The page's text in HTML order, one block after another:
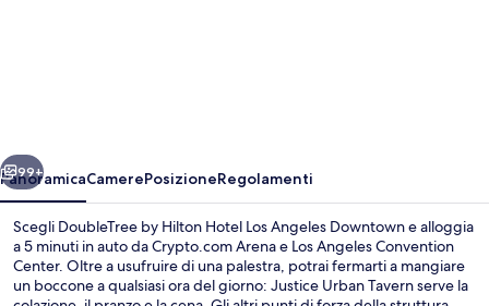
Angeles
Downtown
Avanti
99+
PanoramicaCamerePosizioneRegolamenti
Scegli DoubleTree by Hilton Hotel Los Angeles Downtown e alloggia
a 5 minuti in auto da Crypto.com Arena e Los Angeles Convention
Center. Oltre a usufruire di una palestra, potrai fermarti a mangiare
un boccone a qualsiasi ora del giorno: Justice Urban Tavern serve la